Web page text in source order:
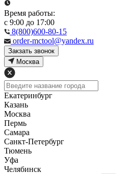
Время работы:
с 9:00 до 17:00
8(800)600-80-15
order-mctool@yandex.ru
Закзать звонок
Москва
Екатеринбург
Казань
Москва
Пермь
Самара
Санкт-Петербург
Тюмень
Уфа
Челябинск